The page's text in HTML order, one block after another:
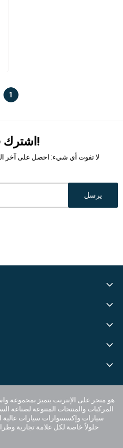
1
اشترك في النشرة الإخبارية!
لا تفوت أي شيء: احصل على آخر
يرسل
المركبات والمنتجات المتنوعة لصناعة
سيارات وإكسسوارات سيارات عالية